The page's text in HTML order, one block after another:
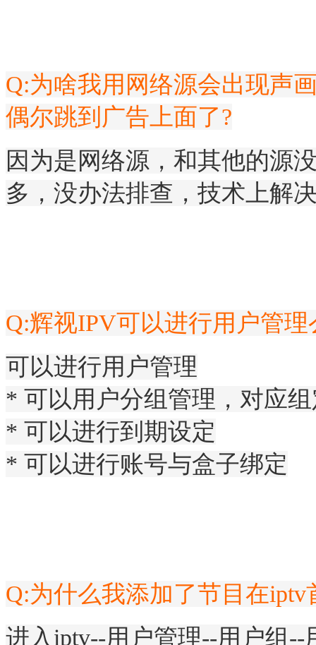
Q:为啥我用网络源会出现声
偶尔跳到广告上面了?
因为是网络源，和其他的源
多，没办法排查，技术上解
Q:辉视IPV可以进行用户管理
可以进行用户管理
* 可以用户分组管理，对应
* 可以进行到期设定
* 可以进行账号与盒子绑定
Q:为什么我添加了节目在
进入iptv--用户管理--用户组--